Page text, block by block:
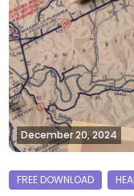
December 20, 2024